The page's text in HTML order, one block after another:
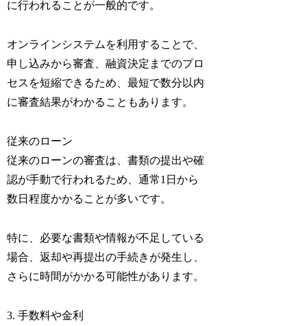
に行われることが一般的です。
オンラインシステムを利用することで、
申し込みから審査、融資決定までのプロ
セスを短縮できるため、最短で数分以内
に審査結果がわかることもあります。
従来のローン
従来のローンの審査は、書類の提出や確
認が手動で行われるため、通常1日から
数日程度かかることが多いです。
特に、必要な書類や情報が不足している
場合、返却や再提出の手続きが発生し、
さらに時間がかかる可能性があります。
3. 手数料や金利